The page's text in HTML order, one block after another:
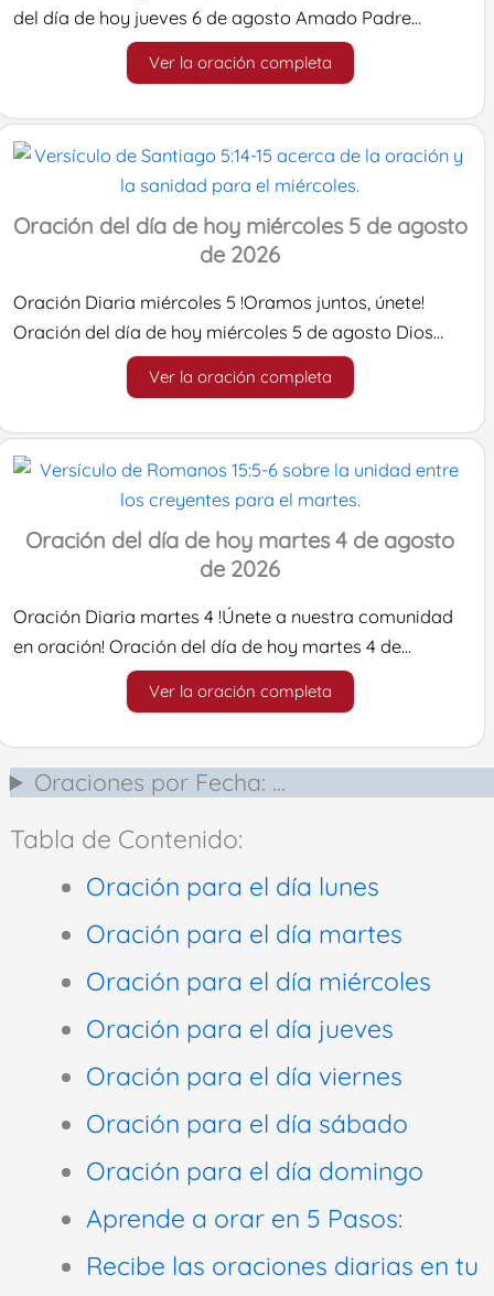
del día de hoy jueves 6 de agosto Amado Padre…
Ver la oración completa
Oración del día de hoy miércoles 5 de agosto
de 2026
Oración Diaria miércoles 5 !Oramos juntos, únete!
Oración del día de hoy miércoles 5 de agosto Dios…
Ver la oración completa
Oración del día de hoy martes 4 de agosto
de 2026
Oración Diaria martes 4 !Únete a nuestra comunidad
en oración! Oración del día de hoy martes 4 de…
Ver la oración completa
Oraciones por Fecha: …
Tabla de Contenido:
Oración para el día lunes
Oración para el día martes
Oración para el día miércoles
Oración para el día jueves
Oración para el día viernes
Oración para el día sábado
Oración para el día domingo
Aprende a orar en 5 Pasos:
Recibe las oraciones diarias en tu